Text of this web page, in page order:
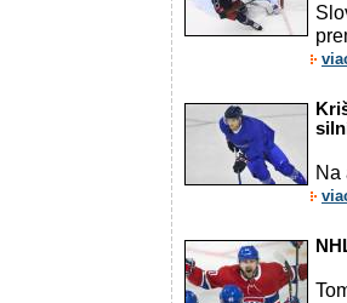
Na